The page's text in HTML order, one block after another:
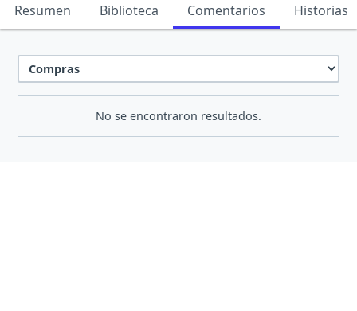
Resumen Biblioteca Comentarios Historias
No se encontraron resultados.